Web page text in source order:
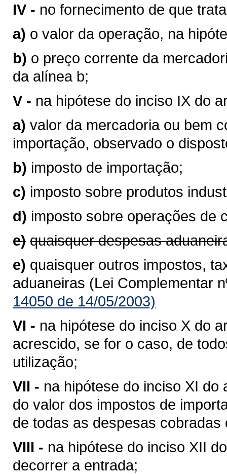
IV - no fornecimento de que
a) o valor da operação, na
b) o preço corrente da
da alínea b;
V - na hipótese do inciso IX do
a) valor da mercadoria ou bem
importação, observado o
b) imposto de importação;
c) imposto sobre produtos
d) imposto sobre operações de
e) quaisquer despesas
e) quaisquer outros impostos,
aduaneiras (Lei Complementar
14050 de 14/05/2003)
VI - na hipótese do inciso X do
acrescido, se for o caso, de
utilização;
VII - na hipótese do inciso XI do
do valor dos impostos de
de todas as despesas
VIII - na hipótese do inciso XII
decorrer a entrada;